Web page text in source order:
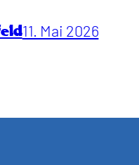
11. Mai 2026